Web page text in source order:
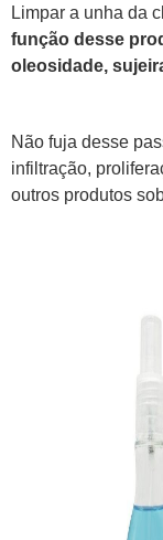
Limpar a unha da
função desse
oleosidade,
Não fuja desse
infiltração,
outros produtos